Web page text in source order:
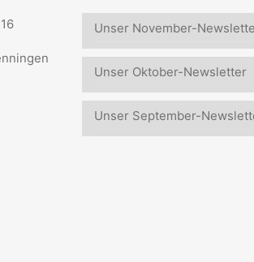
Unser November-
Unser Oktober-Newsletter
Unser September-